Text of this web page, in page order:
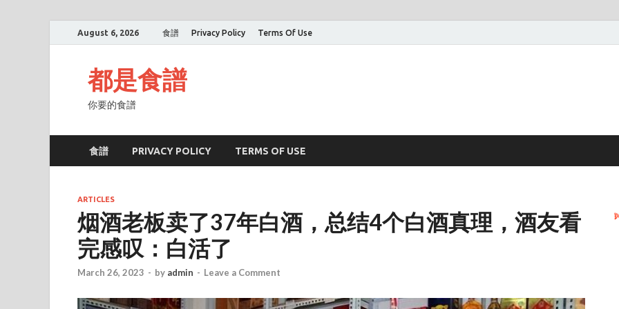
August 6, 2026 食譜 Privacy Policy Terms Of Use
都是食譜
你要的食譜
食譜 PRIVACY POLICY TERMS OF USE
ARTICLES
烟酒老板卖了37年白酒，总结4个白酒真理，酒友看
完感叹：白活了
March 26, 2023 - by admin - Leave a Comment